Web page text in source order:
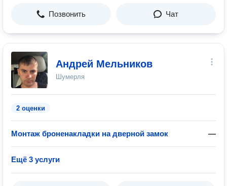
Позвонить Чат
Андрей Мельников
Шумерля
2 оценки
Монтаж броненакладки на дверной замок —
Ещё 3 услуги